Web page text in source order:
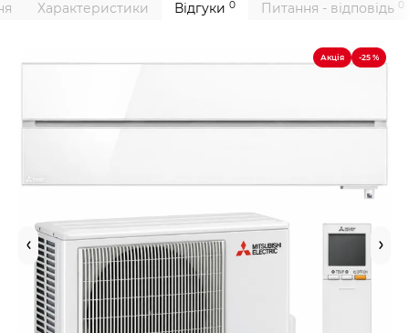
Характеристики Відгуки 0 Питання - відповідь 0
Акція -25 %